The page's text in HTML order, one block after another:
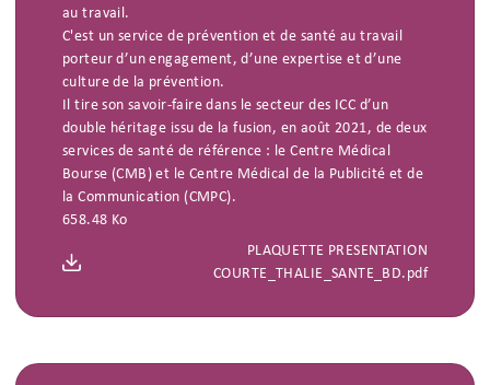
au travail.
C'est un service de prévention et de santé au travail
porteur d’un engagement, d’une expertise et d’une
culture de la prévention.
Il tire son savoir-faire dans le secteur des ICC d’un
double héritage issu de la fusion, en août 2021, de deux
services de santé de référence : le Centre Médical
Bourse (CMB) et le Centre Médical de la Publicité et de
la Communication (CMPC).
658.48 Ko
PLAQUETTE PRESENTATION
COURTE_THALIE_SANTE_BD.pdf